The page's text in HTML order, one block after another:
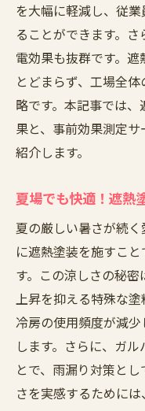
を大幅に軽減し、従
ることができます。
電効果も抜群です。
とどまらず、工場全
略です。本記事では
果と、事前効果測定
紹介します。
夏場でも快適！遮熱
夏の厳しい暑さが続
に遮熱塗装を施すこ
す。この涼しさの秘
上昇を抑える特殊な塗
冷房の使用頻度が減
します。さらに、ガ
とで、雨漏り対策と
さを実感するために